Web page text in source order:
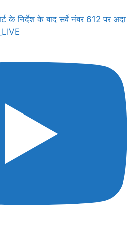
के निर्देश के बाद सर्वे नंबर 612 पर अदा